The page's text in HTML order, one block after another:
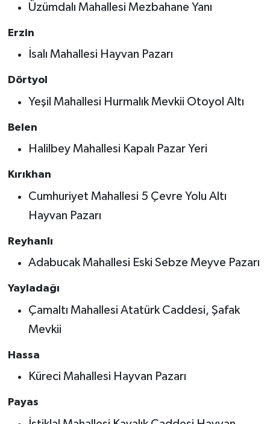
Üzümdalı Mahallesi Mezbahane Yanı
Erzin
İsalı Mahallesi Hayvan Pazarı
Dörtyol
Yeşil Mahallesi Hurmalık Mevkii Otoyol Altı
Belen
Halilbey Mahallesi Kapalı Pazar Yeri
Kırıkhan
Cumhuriyet Mahallesi 5 Çevre Yolu Altı
Hayvan Pazarı
Reyhanlı
Adabucak Mahallesi Eski Sebze Meyve Pazarı
Yayladağı
Çamaltı Mahallesi Atatürk Caddesi, Şafak
Mevkii
Hassa
Küreci Mahallesi Hayvan Pazarı
Payas